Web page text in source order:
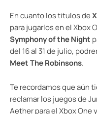
En cuanto los titulos de
para jugarlos en el Xbox
Symphony of the Night
del 16 al 31 de julio,
Meet The Robinsons.
Te recordamos que aún
reclamar los juegos de
Aether para el Xbox One